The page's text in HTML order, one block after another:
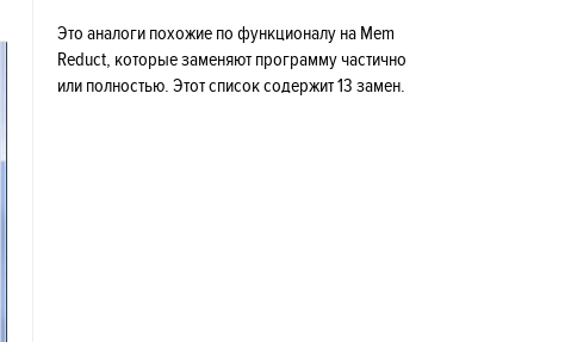
Это аналоги похожие по функционалу на Mem
Reduct, которые заменяют программу частично
или полностью. Этот список содержит 13 замен.